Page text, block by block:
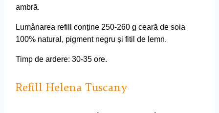
ambră.
Lumânarea refill conține 250-260 g ceară de soia
100% natural, pigment negru și fitil de lemn.
Timp de ardere: 30-35 ore.
Refill Helena Tuscany